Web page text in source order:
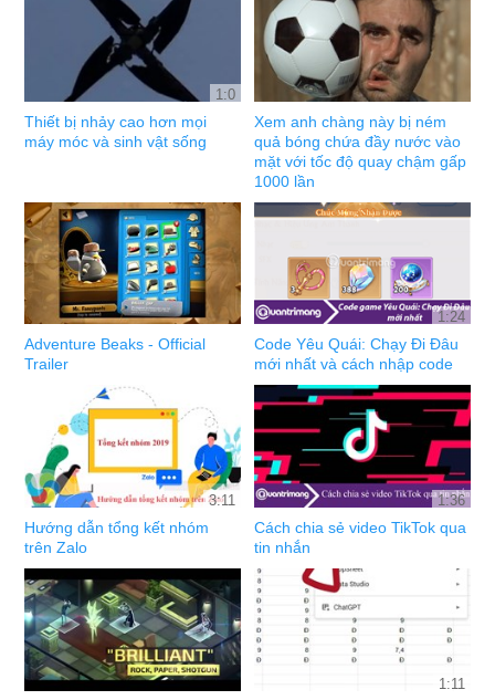
1:0
Thiết bị nhảy cao hơn mọi
máy móc và sinh vật sống
Xem anh chàng này bị ném
quả bóng chứa đầy nước vào
mặt với tốc độ quay chậm gấp
1000 lần
Adventure Beaks - Official
Trailer
1:24
Code Yêu Quái: Chạy Đi Đâu
mới nhất và cách nhập code
3:11
Hướng dẫn tổng kết nhóm
trên Zalo
1:36
Cách chia sẻ video TikTok qua
tin nhắn
1:11